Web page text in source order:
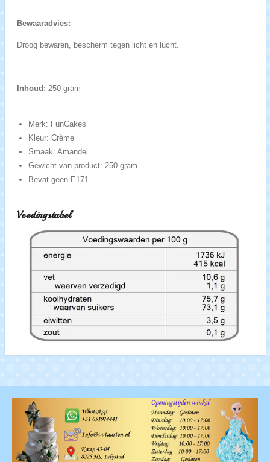
Bewaaradvies:
Droog bewaren, bescherm tegen licht en lucht.
Inhoud: 250 gram
Merk: FunCakes
Kleur: Crème
Smaak: Amandel
Gewicht van product: 250 gram
Bevat geen E171
Voedingstabel